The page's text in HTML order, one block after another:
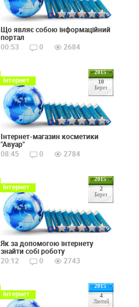
Що являє собою інформаційний
портал
00:53
0 2684
2015
10
Берез
Інтернет
Інтернет-магазин косметики
"Авуар"
08:45
0 2784
2015
2
Берез
Інтернет
Як за допомогою інтернету
знайти собі роботу
20:12
0 2743
2015
4
Лютий
Інтернет